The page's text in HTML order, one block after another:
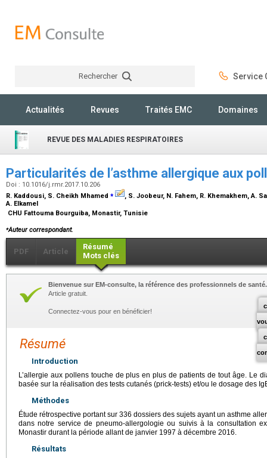
Rechercher Service
Actualités Revues Traités EMC Domaines
REVUE DES MALADIES RESPIRATOIRES
Particularités de l’asthme allergique aux
Doi : 10.1016/j.rmr.2017.10.206
R. Kaddousi, S. Cheikh Mhamed ⁎
, S. Joobeur, N. Fahem, R. Khemakhem, A.
A. Elkamel
CHU Fattouma Bourguiba, Monastir, Tunisie
⁎Auteur correspondant.
PDF Article
Résumé
Mots clés
Bienvenue sur EM-consulte, la référence des professionnels de santé.
Article gratuit.
Connectez-vous pour en bénéficier!
Résumé
Introduction
L’allergie aux pollens touche de plus en plus de patients de tout âge. Le
basée sur la réalisation des tests cutanés (prick-tests) et/ou le dosage des
Méthodes
Étude rétrospective portant sur 336 dossiers des sujets ayant un asthme
dans notre service de pneumo-allergologie ou suivis à la consultation
Monastir durant la période allant de janvier 1997 à décembre 2016.
Résultats